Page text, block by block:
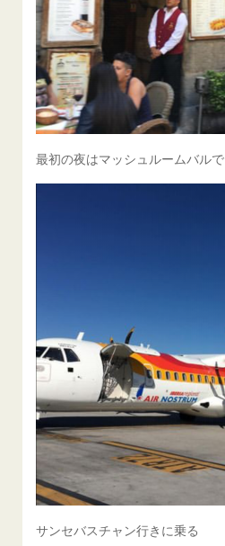
最初の夜はマッシュルームバルで
サンセバスチャン行きに乗る